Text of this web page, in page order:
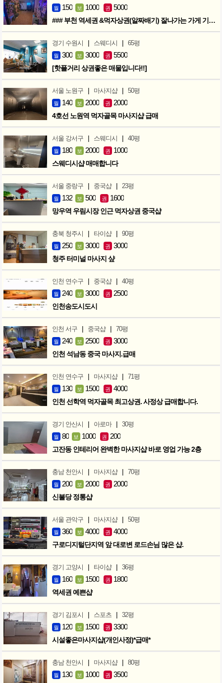
월 150 보 1000 권 5000
### 부천 역세권 &먹자상권(알짜배기) 잘나가는 가게 기회입니다 ###
경기 수원시 | 스웨디시 | 65평
월 300 보 3000 권 5500
[핫플거리 상권좋은 매물입니다!!]
서울 노원구 | 마사지샵 | 50평
월 140 보 2000 권 2000
4호선 노원역 먹자골목 마사지샵 급매
서울 강서구 | 스웨디시 | 40평
월 180 보 2000 권 1000
스웨디시샵 매매합니다
서울 중랑구 | 중국샵 | 23평
월 132 보 500 권 1600
망우역 우림시장 인근 먹자상권 중국샵
충북 청주시 | 타이샵 | 90평
월 250 보 3000 권 3000
청주 터미널 마사지 샾
인천 연수구 | 중국샵 | 40평
월 240 보 3000 권 2500
인천송도시도시
인천 서구 | 중국샵 | 70평
월 240 보 2500 권 3000
인천 석남동 중국 마사지.급매
인천 연수구 | 마사지샵 | 71평
월 130 보 1500 권 4000
인천 선학역 먹자골목 최고상권. 사정상 급매합니다.
경기 안산시 | 아로마 | 30평
월 80 보 1000 권 200
고잔동 인테리어 완벽한 마사지샵 바로 영업 가능 2층
충남 천안시 | 마사지샵 | 70평
월 200 보 2000 권 2000
신불당 정통샵
서울 관악구 | 마사지샵 | 50평
월 360 보 4000 권 4000
구로디지털단지역 앞 대로변 로드손님 많은 샵.
경기 고양시 | 타이샵 | 36평
월 160 보 1500 권 1800
역세권 예쁜샵
경기 김포시 | 스포츠 | 32평
월 120 보 1500 권 3300
시설좋은마사지샵(개인사정)*급매*
충남 천안시 | 마사지샵 | 80평
월 130 보 1000 권 3500